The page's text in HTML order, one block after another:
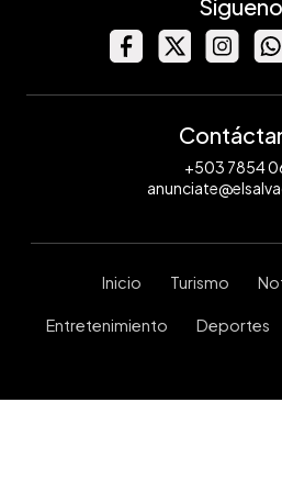
+503 7854
Inicio Turismo
Entretenimiento Deportes